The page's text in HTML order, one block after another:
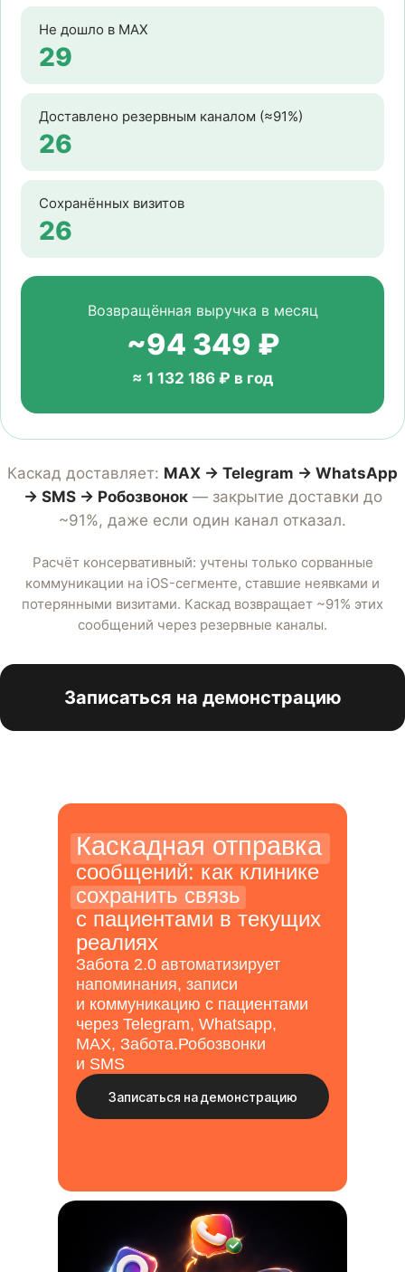
Не дошло в MAX
29
Доставлено резервным каналом (≈91%)
26
Сохранённых визитов
26
Возвращённая выручка в месяц
~94 349 ₽
≈ 1 132 186 ₽ в год
Каскад доставляет: MAX → Telegram → WhatsApp
→ SMS → Робозвонок— закрытие доставки до
~91%, даже если один канал отказал.
Расчёт консервативный: учтены только сорванные
коммуникации на iOS-сегменте, ставшие неявками и
потерянными визитами. Каскад возвращает ~91% этих
сообщений через резервные каналы.
Записаться на демонстрацию
Каскадная отправка
сообщений: как клинике
сохранить связь
с пациентами в текущих
реалиях
Забота 2.0 автоматизирует
напоминания, записи
и коммуникацию с пациентами
через Telegram, Whatsapp,
MAX, Забота.Робозвонки
и SMS
Записаться на демонстрацию